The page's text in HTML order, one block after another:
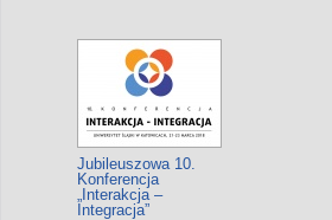
Jubileuszowa 10.
Konferencja
„Interakcja –
Integracja”